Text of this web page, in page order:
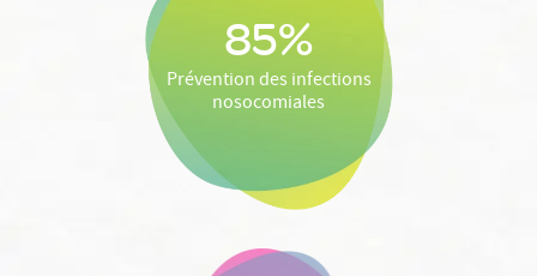
85%
Prévention des infections
nosocomiales